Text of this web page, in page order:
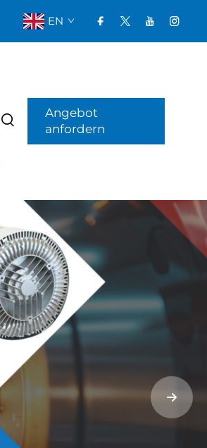
EN
Angebot
anfordern